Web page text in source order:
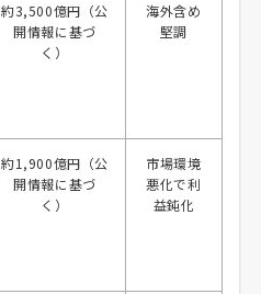
約3,500億円（公
開情報に基づ
く）
海外含め
堅調
約1,900億円（公
開情報に基づ
く）
市場環境
悪化で利
益鈍化